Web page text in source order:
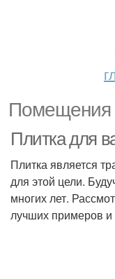
Помещения
Плитка для
Плитка является
для этой цели.
многих лет.
лучших примеров